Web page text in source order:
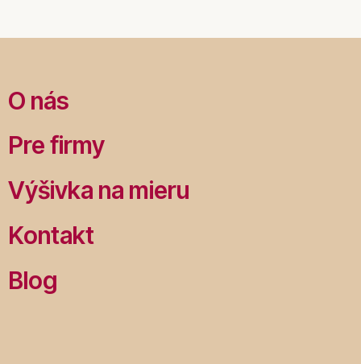
O nás
Pre firmy
Výšivka na mieru
Kontakt
Blog